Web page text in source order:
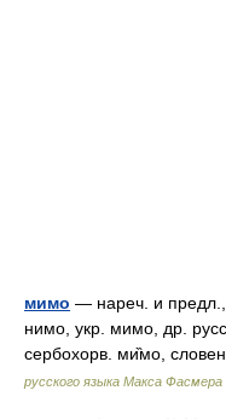
мимо — нареч. и
нимо, укр. мимо, др.
сербохорв. ми̏мо,
русского языка Макса Фасмера